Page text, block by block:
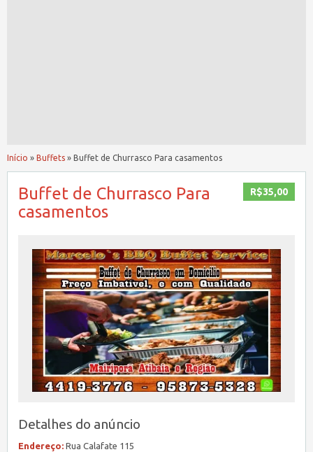
Início » Buffets » Buffet de Churrasco Para casamentos
R$35,00
Buffet de Churrasco Para
casamentos
Detalhes do anúncio
Endereço: Rua Calafate 115